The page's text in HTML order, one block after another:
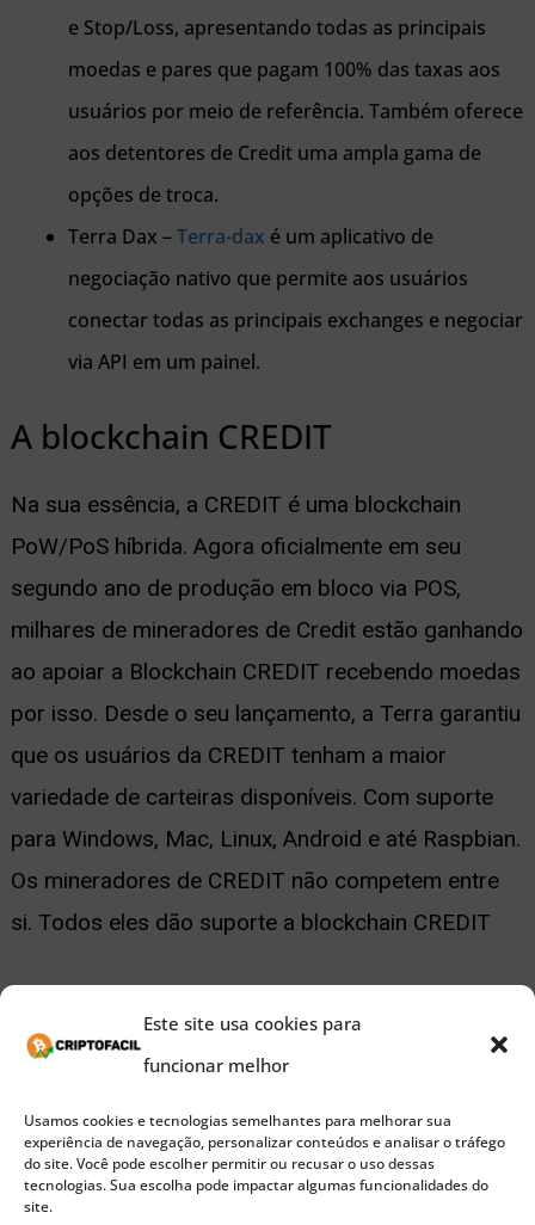
Este site usa cookies para
funcionar melhor
Usamos cookies e tecnologias semelhantes para melhorar sua
experiência de navegação, personalizar conteúdos e analisar o tráfego
do site. Você pode escolher permitir ou recusar o uso dessas
tecnologias. Sua escolha pode impactar algumas funcionalidades do
site.
e Stop/Loss, apresentando todas as principais
moedas e pares que pagam 100% das taxas aos
usuários por meio de referência. Também oferece
aos detentores de Credit uma ampla gama de
opções de troca.
Terra Dax –Terra-dax é um aplicativo de
negociação nativo que permite aos usuários
conectar todas as principais exchanges e negociar
via API em um painel.
A blockchain CREDIT
Na sua essência, a CREDIT é uma blockchain
PoW/PoS híbrida. Agora oficialmente em seu
segundo ano de produção em bloco via POS,
milhares de mineradores de Credit estão ganhando
ao apoiar a Blockchain CREDIT recebendo moedas
por isso. Desde o seu lançamento, a Terra garantiu
que os usuários da CREDIT tenham a maior
variedade de carteiras disponíveis. Com suporte
para Windows, Mac, Linux, Android e até Raspbian.
Os mineradores de CREDIT não competem entre
si. Todos eles dão suporte a blockchain CREDIT
consiste em pelo menos 2 bilhões de adultos, que
possuem os meios necessários para usar uma
conta bancária. Devido a isso, um trilhão ou mais
em dólares americanos está atualmente fora do